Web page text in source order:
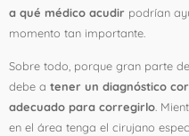
a qué médico acudir podrían
momento tan importante.
Sobre todo, porque gran parte
debe a tener un diagnóstico
adecuado para corregirlo .
en el área tenga el cirujano